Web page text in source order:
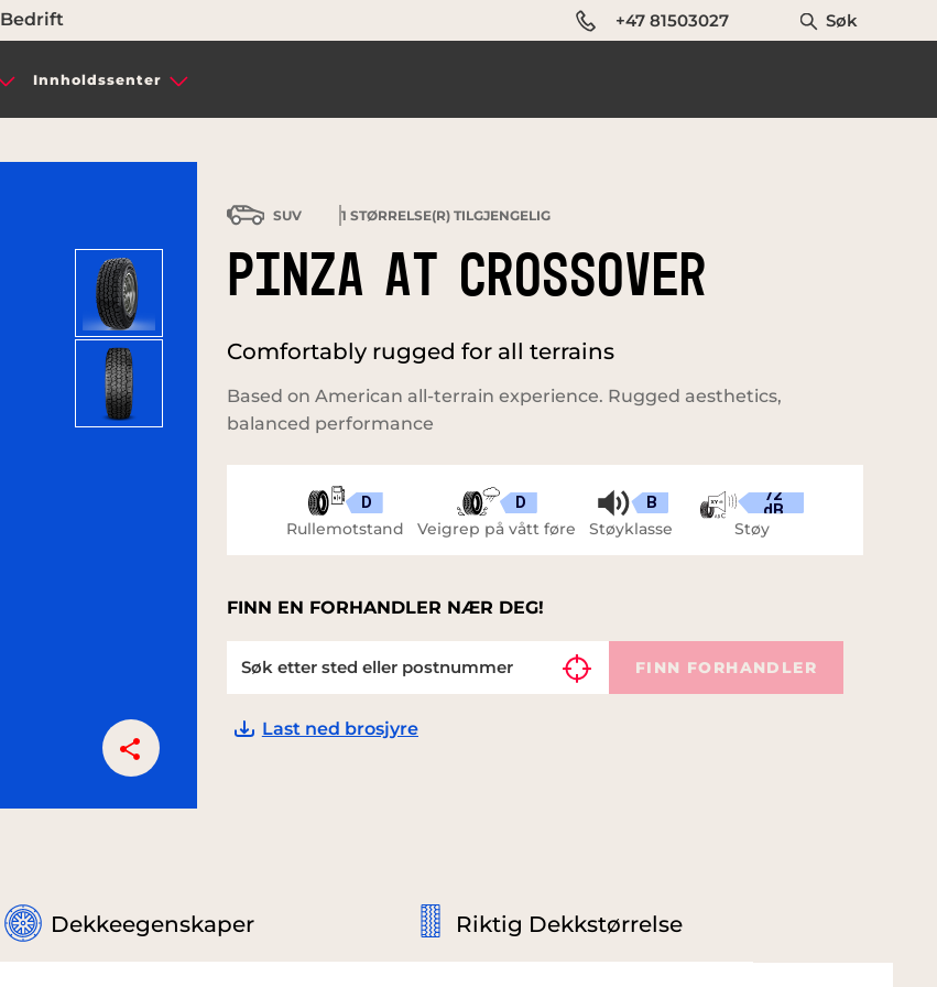
Bedrift +47 81503027 Søk
Innholdssenter
SUV 1 STØRRELSE(R) TILGJENGELIG
PINZA AT CROSSOVER
Comfortably rugged for all terrains
Based on American all-terrain experience. Rugged aesthetics,
balanced performance
D
Rullemotstand
D
Veigrep på vått føre
B
Støyklasse
72
dB
Støy
FINN EN FORHANDLER NÆR DEG!
FINN FORHANDLER
Last ned brosjyre
Dekkeegenskaper Riktig Dekkstørrelse